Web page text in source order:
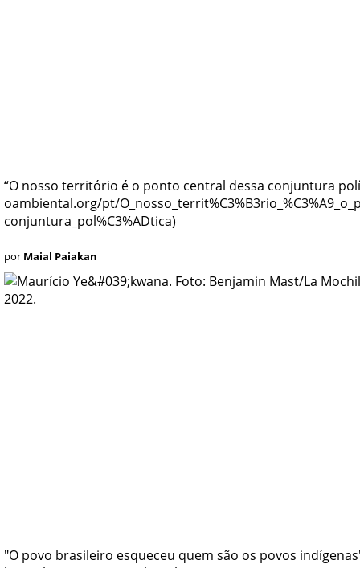
“O nosso território é o ponto central dessa conjuntura
por Maial Paiakan
"O povo brasileiro esqueceu quem são os povos